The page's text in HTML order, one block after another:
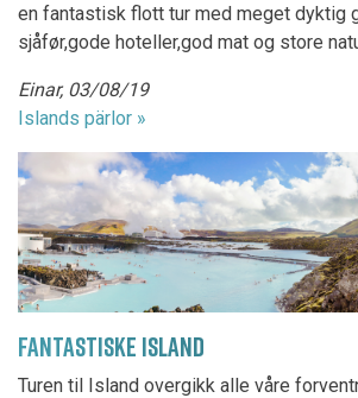
en fantastisk flott tur med meget dyktig
sjåfør,gode hoteller,god mat og store
Einar, 03/08/19
Islands pärlor »
FANTASTISKE ISLAND
Turen til Island overgikk alle våre